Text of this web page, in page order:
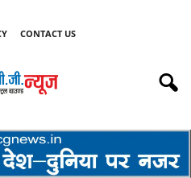
CONTACT US